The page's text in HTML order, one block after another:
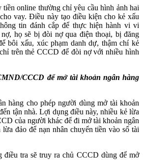
tiền online thường chỉ yêu cầu hình ảnh hai
vay. Điều này tạo điều kiện cho kẻ xấu
tin đánh cắp để thực hiện hành vi vi
họ sẽ bị đòi nợ qua điện thoại, bị đăng
bôi xấu, xúc phạm danh dự, thậm chí kẻ
trên thẻ CCCD để đòi nợ với nhiều hình
CCCD để mở tài khoản ngân hàng
hàng cho phép người dùng mở tài khoản
tận nhà. Lợi dụng điều này, nhiều kẻ lừa
của người khác để đi mở tài khoản ngân
đảo để nạn nhân chuyển tiền vào số tài
điều tra sẽ truy ra chủ CCCD dùng để mở